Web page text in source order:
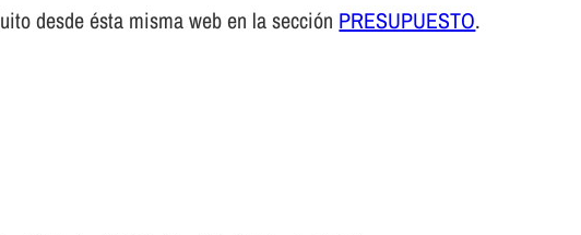
desde ésta misma web en la sección PRESUPUESTO.